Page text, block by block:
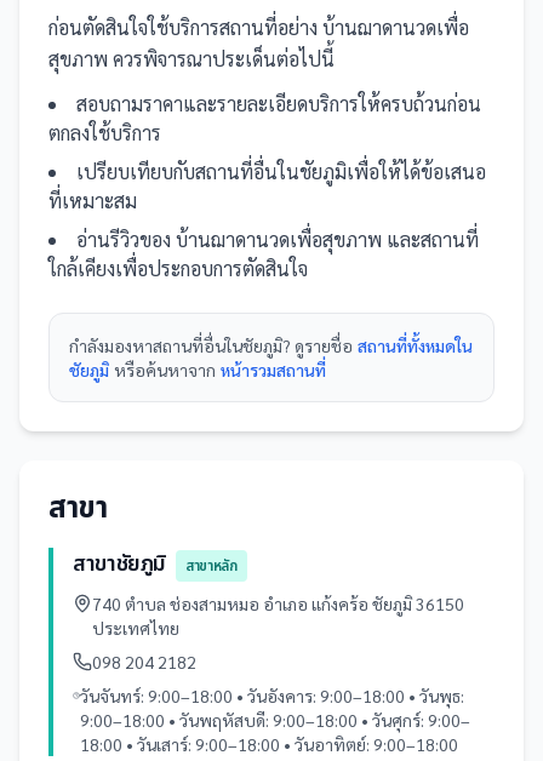
ก่อนตัดสินใจใช้บริการสถานที่อย่าง บ้านฌาดานวดเพื่อ
สุขภาพ ควรพิจารณาประเด็นต่อไปนี้
สอบถามราคาและรายละเอียดบริการให้ครบถ้วนก่อน
ตกลงใช้บริการ
เปรียบเทียบกับสถานที่อื่นในชัยภูมิเพื่อให้ได้ข้อเสนอ
ที่เหมาะสม
อ่านรีวิวของ บ้านฌาดานวดเพื่อสุขภาพ และสถานที่
ใกล้เคียงเพื่อประกอบการตัดสินใจ
กำลังมองหาสถานที่อื่นในชัยภูมิ? ดูรายชื่อ สถานที่ทั้งหมดใน
ชัยภูมิ หรือค้นหาจาก หน้ารวมสถานที่
สาขา
สาขาชัยภูมิ
สาขาหลัก
740 ตำบล ช่องสามหมอ อำเภอ แก้งคร้อ ชัยภูมิ 36150
ประเทศไทย
098 204 2182
วันจันทร์: 9:00–18:00 • วันอังคาร: 9:00–18:00 • วันพุธ:
9:00–18:00 • วันพฤหัสบดี: 9:00–18:00 • วันศุกร์: 9:00–
18:00 • วันเสาร์: 9:00–18:00 • วันอาทิตย์: 9:00–18:00